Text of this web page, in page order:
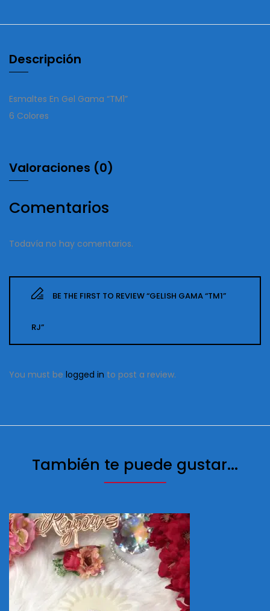
Descripción
Esmaltes En Gel Gama “TM1”
6 Colores
Valoraciones (0)
Comentarios
Todavía no hay comentarios.
BE THE FIRST TO REVIEW “GELISH GAMA “TM1”
RJ”
You must be logged in to post a review.
También te puede gustar...